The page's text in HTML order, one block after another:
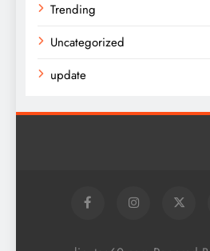
Trending
Uncategorized
update